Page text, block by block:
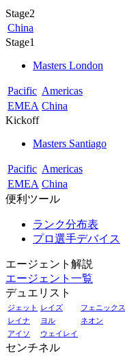
Stage2
China
Stage1
Masters London
Pacific Americas
EMEA China
Kickoff
Masters Santiago
Pacific Americas
EMEA China
便利ツール
ランク分布表
プロ選手デバイス
エージェント解説
エージェント一覧
デュエリスト
ジェット レイズ
フェニックス
レイナ
ヨル
ネオン
アイソ
ウェイレイ
センチネル